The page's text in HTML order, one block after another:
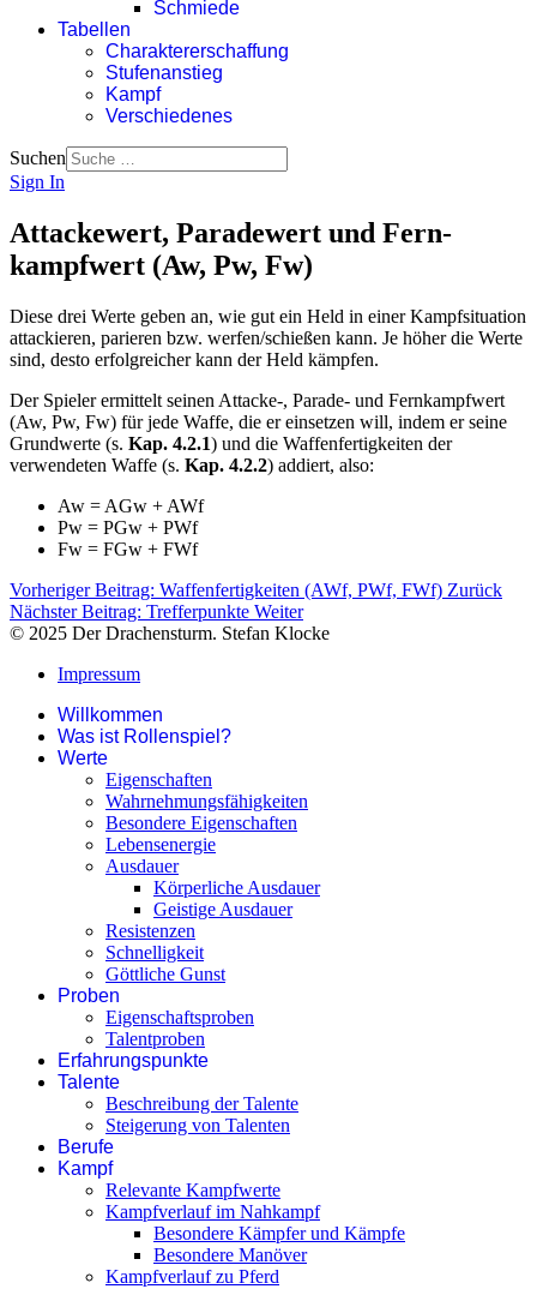
Schmiede
Tabellen
Charaktererschaffung
Stufenanstieg
Kampf
Verschiedenes
Suchen
Sign In
Attackewert, Paradewert und Fern-
kampfwert (Aw, Pw, Fw)
Diese drei Werte geben an, wie gut ein Held in einer Kampfsituation
attackieren, parieren bzw. werfen/schießen kann. Je höher die Werte
sind, desto erfolgreicher kann der Held kämpfen.
Der Spieler ermittelt seinen Attacke-, Parade- und Fernkampfwert
(Aw, Pw, Fw) für jede Waffe, die er einsetzen will, indem er seine
Grundwerte (s. Kap. 4.2.1) und die Waffenfertigkeiten der
verwendeten Waffe (s. Kap. 4.2.2) addiert, also:
Aw = AGw + AWf
Pw = PGw + PWf
Fw = FGw + FWf
Vorheriger Beitrag: Waffenfertigkeiten (AWf, PWf, FWf) Zurück
Nächster Beitrag: Trefferpunkte Weiter
© 2025 Der Drachensturm. Stefan Klocke
Impressum
Willkommen
Was ist Rollenspiel?
Werte
Eigenschaften
Wahrnehmungsfähigkeiten
Besondere Eigenschaften
Lebensenergie
Ausdauer
Körperliche Ausdauer
Geistige Ausdauer
Resistenzen
Schnelligkeit
Göttliche Gunst
Proben
Eigenschaftsproben
Talentproben
Erfahrungspunkte
Talente
Beschreibung der Talente
Steigerung von Talenten
Berufe
Kampf
Relevante Kampfwerte
Kampfverlauf im Nahkampf
Besondere Kämpfer und Kämpfe
Besondere Manöver
Kampfverlauf zu Pferd